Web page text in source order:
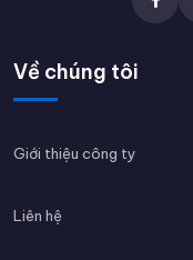
Về chúng tôi
Giới thiệu công ty
Liên hệ